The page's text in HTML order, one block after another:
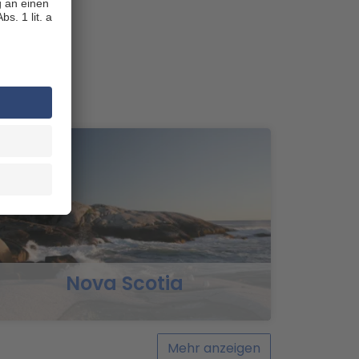
gut gewartete,
Nova Scotia
Mehr anzeigen